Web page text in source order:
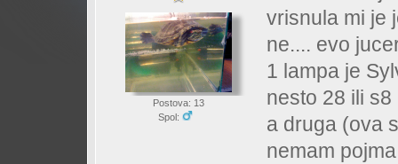
Postova: 13
Spol:
vrisnula mi je
ne.... evo
1 lampa je
nesto 28 ili
a druga (ova
nemam